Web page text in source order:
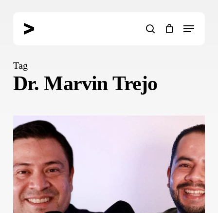
search
Menu
Tag
Dr. Marvin Trejo